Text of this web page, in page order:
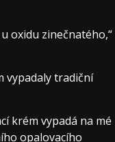
oxidu zinečnatého,“
vypadaly tradiční
krém vypadá na mé
opalovacího